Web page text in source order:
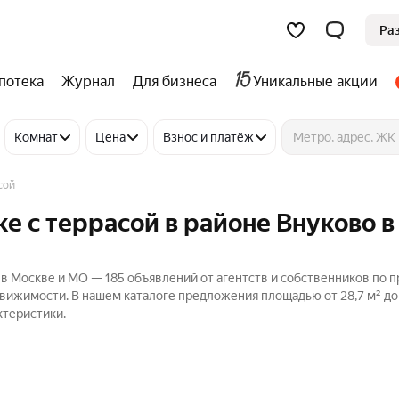
Журнал Для бизнеса Уникальные акции
Комнат Цена Взнос и платёж
с террасой в районе Внуково в
Москве и МО — 185 объявлений от агентств и собственников по
В нашем каталоге предложения площадью от 28,7 м² до